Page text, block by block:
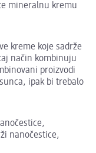
mineralnu kremu
kreme koje sadrže
način kombinuju
proizvodi
ipak bi trebalo
nanočestice,